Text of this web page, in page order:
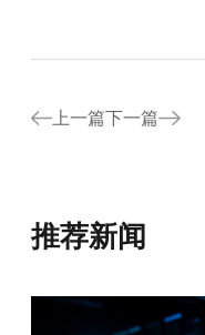
上一篇下一篇
推荐新闻